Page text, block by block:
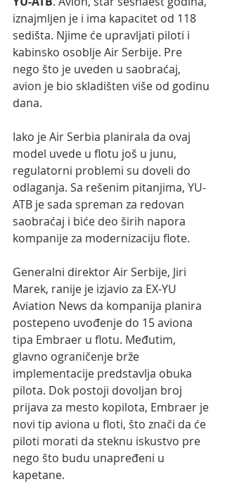
iznajmljen je i ima kapacitet od 118
sedišta. Njime će upravljati piloti i
kabinsko osoblje Air Serbije. Pre
nego što je uveden u saobraćaj,
avion je bio skladišten više od godinu
dana.
Iako je Air Serbia planirala da ovaj
model uvede u flotu još u junu,
regulatorni problemi su doveli do
odlaganja. Sa rešenim pitanjima, YU-
ATB je sada spreman za redovan
saobraćaj i biće deo širih napora
kompanije za modernizaciju flote.
Generalni direktor Air Serbije, Jiri
Marek, ranije je izjavio za EX-YU
Aviation News da kompanija planira
postepeno uvođenje do 15 aviona
tipa Embraer u flotu. Međutim,
glavno ograničenje brže
implementacije predstavlja obuka
pilota. Dok postoji dovoljan broj
prijava za mesto kopilota, Embraer je
novi tip aviona u floti, što znači da će
piloti morati da steknu iskustvo pre
nego što budu unapređeni u
kapetane.